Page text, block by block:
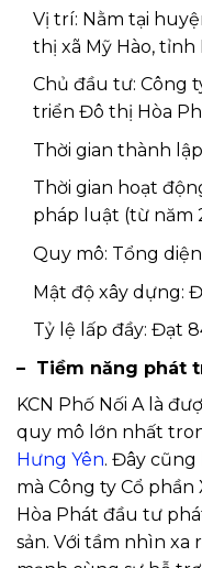
Vị trí: Nằm tại
thị xã Mỹ Hào, tỉnh
Chủ đầu tư: Công
triển Đô thị Hòa
Thời gian thành
Thời gian hoạt
pháp luật (từ năm
Quy mô: Tổng
Mật độ xây dựng:
Tỷ lệ lấp đầy: Đạt
– Tiềm năng phát
KCN Phố Nối A là
quy mô lớn nhất
Hưng Yên. Đây
mà Công ty Cổ
Hòa Phát đầu tư
sản. Với tầm nhìn